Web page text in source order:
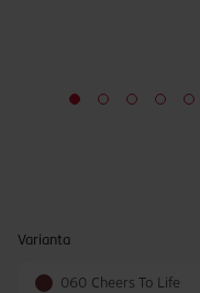
Varianta
060 Cheers To Life